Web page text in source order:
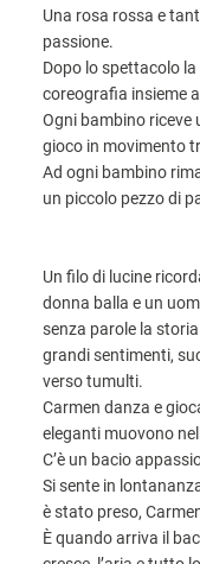
Una rosa rossa e
passione.
Dopo lo spettacolo
coreografia insieme
Ogni bambino riceve
gioco in movimento
Ad ogni bambino
un piccolo pezzo di
Un filo di lucine
donna balla e un
senza parole la
grandi sentimenti,
verso tumulti.
Carmen danza e
eleganti muovono
C’è un bacio
Si sente in
è stato preso,
È quando arriva il